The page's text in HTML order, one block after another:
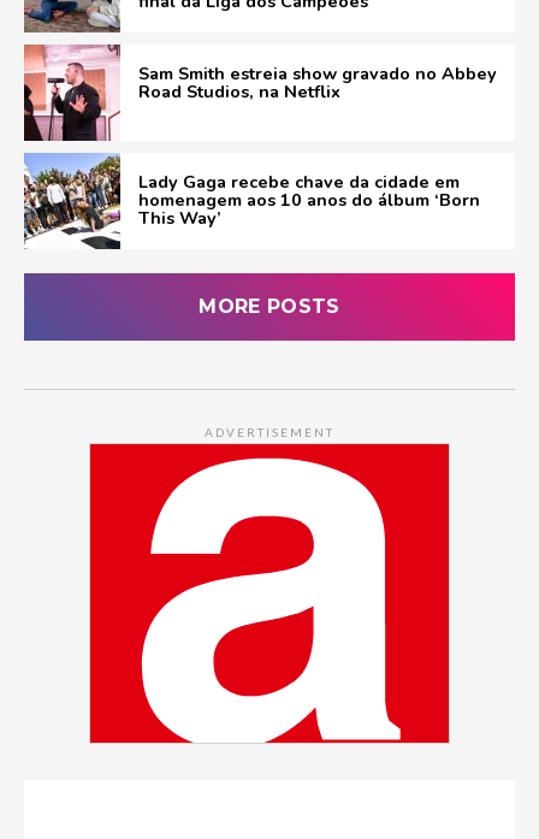
Sam Smith estreia show gravado no Abbey
Road Studios, na Netflix
Lady Gaga recebe chave da cidade em
homenagem aos 10 anos do álbum ‘Born
This Way’
MORE POSTS
ADVERTISEMENT